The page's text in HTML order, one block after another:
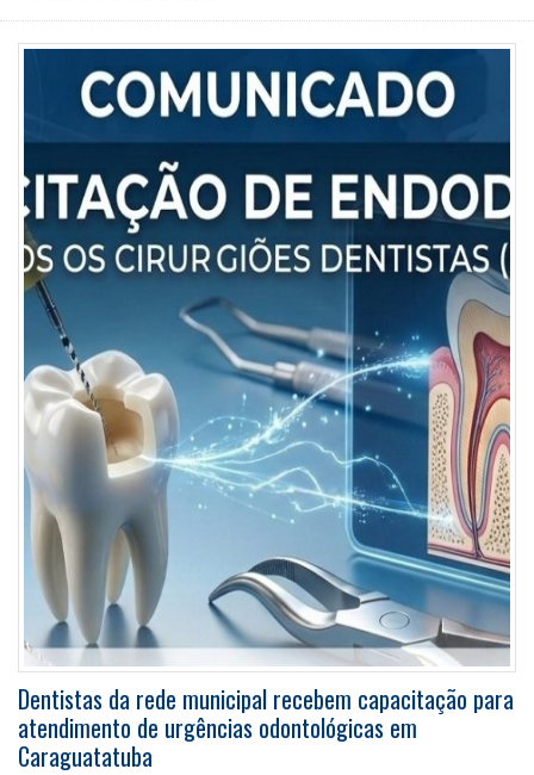
Dentistas da rede municipal recebem capacitação para
atendimento de urgências odontológicas em
Caraguatatuba